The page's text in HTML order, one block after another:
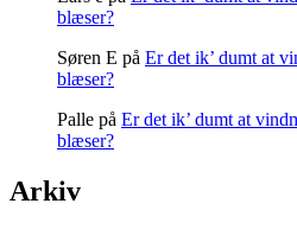
blæser?
Søren E på Er det ik’ dumt at
blæser?
Palle på Er det ik’ dumt at
blæser?
Arkiv